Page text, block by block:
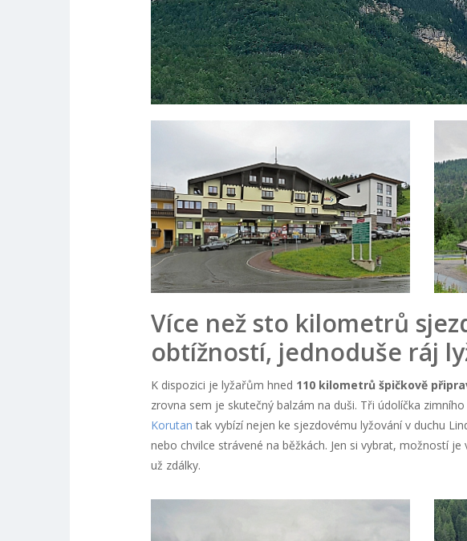
Více než sto kilometrů
obtížností, jednoduše ráj
K dispozici je lyžařům hned 110 kilometrů špičkově
zrovna sem je skutečný balzám na duši. Tři údolíčka
Korutan tak vybízí nejen ke sjezdovému lyžování v duchu
nebo chvilce strávené na běžkách. Jen si vybrat, možností
už zdálky.